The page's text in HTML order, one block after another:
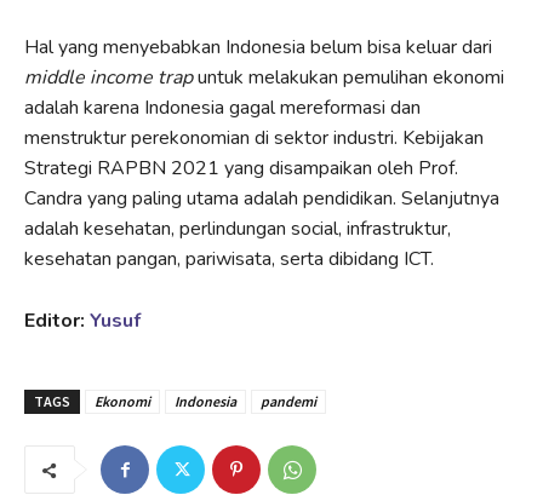
Hal yang menyebabkan Indonesia belum bisa keluar dari
middle income trapuntuk melakukan pemulihan ekonomi
adalah karena Indonesia gagal mereformasi dan
menstruktur perekonomian di sektor industri. Kebijakan
Strategi RAPBN 2021 yang disampaikan oleh Prof.
Candra yang paling utama adalah pendidikan. Selanjutnya
adalah kesehatan, perlindungan social, infrastruktur,
kesehatan pangan, pariwisata, serta dibidang ICT.
Editor: Yusuf
TAGS Ekonomi Indonesia pandemi